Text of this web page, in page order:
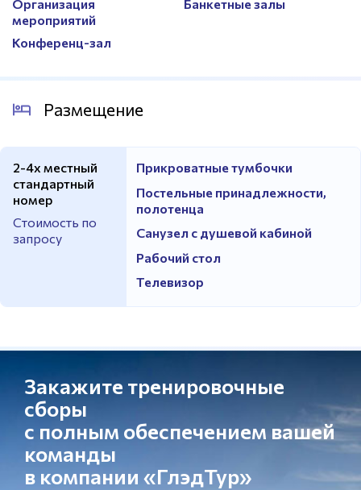
Организация
мероприятий
Банкетные залы
Конференц-зал
Размещение
2-4х местный
стандартный
номер
Стоимость по
запросу
Прикроватные тумбочки
Постельные принадлежности,
полотенца
Санузел с душевой кабиной
Рабочий стол
Телевизор
Закажите тренировочные
сборы
с полным обеспечением вашей
команды
в компании «ГлэдТур»